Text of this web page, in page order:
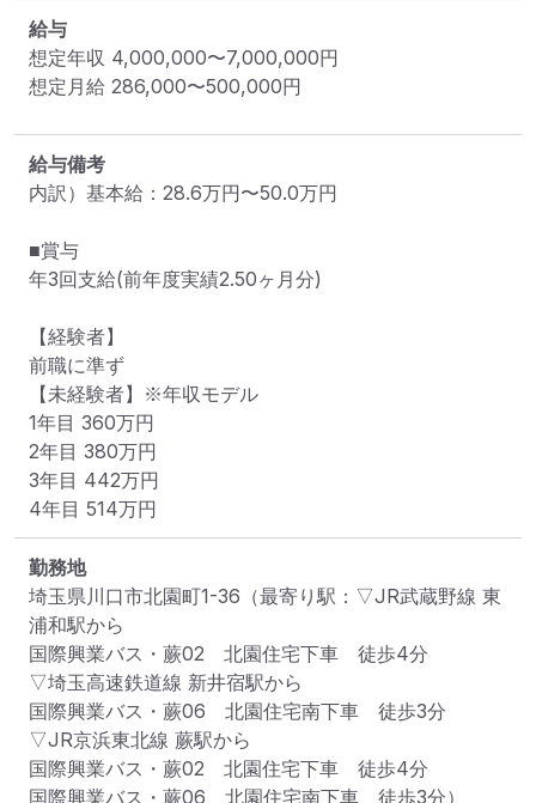
給与
想定年収 4,000,000〜7,000,000円
想定月給 286,000〜500,000円
給与備考
内訳）基本給：28.6万円〜50.0万円
■賞与
年3回支給(前年度実績2.50ヶ月分)
【経験者】
前職に準ず
【未経験者】※年収モデル
1年目 360万円
2年目 380万円
3年目 442万円
4年目 514万円
勤務地
埼玉県川口市北園町1-36 （最寄り駅：▽JR武蔵野線 東
浦和駅から
国際興業バス・蕨02　北園住宅下車　徒歩4分
▽埼玉高速鉄道線 新井宿駅から
国際興業バス・蕨06　北園住宅南下車　徒歩3分
▽JR京浜東北線 蕨駅から
国際興業バス・蕨02　北園住宅下車　徒歩4分
国際興業バス・蕨06　北園住宅南下車　徒歩3分）